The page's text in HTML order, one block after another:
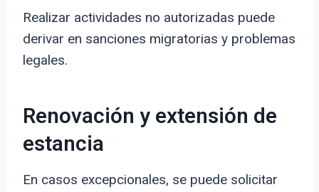
Realizar actividades no autorizadas puede
derivar en sanciones migratorias y problemas
legales.
Renovación y extensión de
estancia
En casos excepcionales, se puede solicitar